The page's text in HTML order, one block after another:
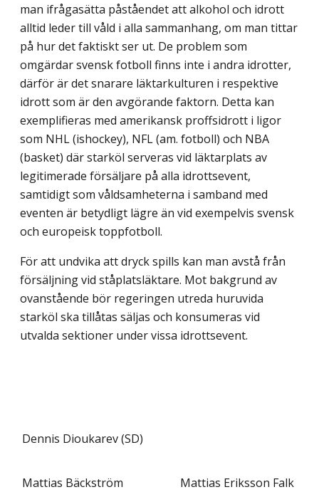
man ifrågasätta påståendet att alkohol och idrott
alltid leder till våld i alla sammanhang, om man tittar
på hur det faktiskt ser ut. De problem som
omgärdar svensk fotboll finns inte i andra idrotter,
därför är det snarare läktarkulturen i respektive
idrott som är den avgörande faktorn. Detta kan
exemplifieras med amerikansk proffsidrott i ligor
som NHL (ishockey), NFL (am. fotboll) och NBA
(basket) där starköl serveras vid läktarplats av
legitimerade försäljare på alla idrottsevent,
samtidigt som våldsamheterna i samband med
eventen är betydligt lägre än vid exempelvis svensk
och europeisk topp­fotboll.
För att undvika att dryck spills kan man avstå från
försäljning vid ståplatsläktare. Mot bakgrund av
ovanstående bör regeringen utreda huruvida
starköl ska tillåtas säljas och konsumeras vid
utvalda sektioner under vissa idrottsevent.
Dennis Dioukarev (SD)
Mattias Bäckström
Mattias Eriksson Falk